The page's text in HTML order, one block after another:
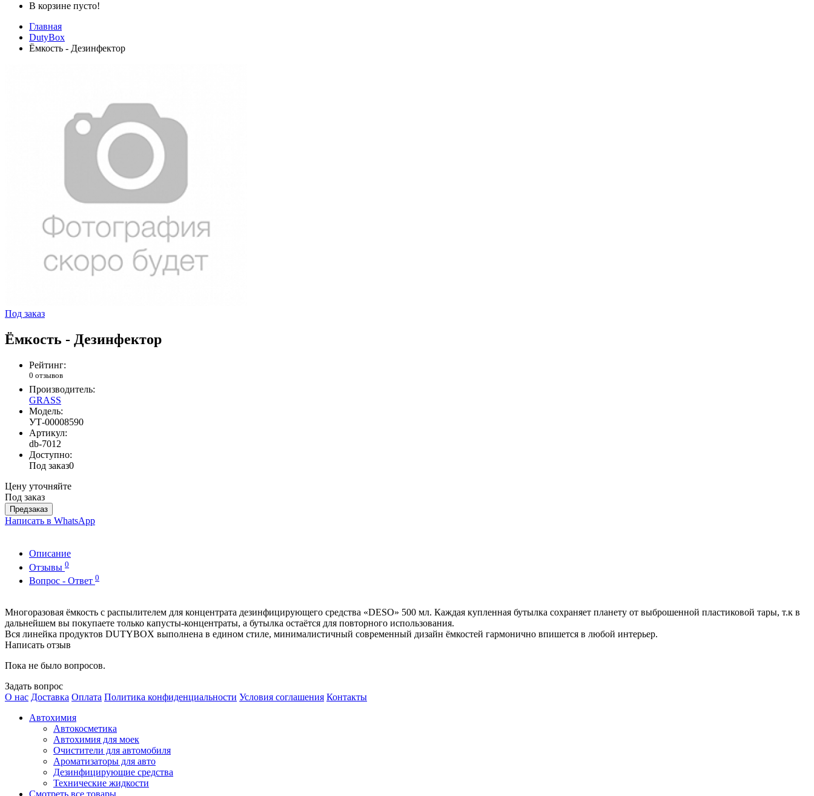
В корзине пусто!
Главная
DutyBox
Ёмкость - Дезинфектор
Под заказ
Ёмкость - Дезинфектор
Рейтинг:
0 отзывов
Производитель:
GRASS
Модель:
УТ-00008590
Артикул:
db-7012
Доступно:
Под заказ0
Цену уточняйте
Под заказ
Предзаказ
Написать в WhatsApp
Описание
Отзывы 0
Вопрос - Ответ 0
Многоразовая ёмкость с распылителем для концентрата дезинфицирующего средства «DESO» 500 мл. Каждая купленная бутылка сохраняет планету от выброшенной пластиковой тары, т.к в
дальнейшем вы покупаете только капусты-концентраты, а бутылка остаётся для повторного использования.
Вся линейка продуктов DUTYBOX выполнена в едином стиле, минималистичный современный дизайн ёмкостей гармонично впишется в любой интерьер.
Написать отзыв
Пока не было вопросов.
Задать вопрос
О нас Доставка Оплата Политика конфиденциальности Условия соглашения Контакты
Автохимия
Автокосметика
Автохимия для моек
Очистители для автомобиля
Ароматизаторы для авто
Дезинфицирующие средства
Технические жидкости